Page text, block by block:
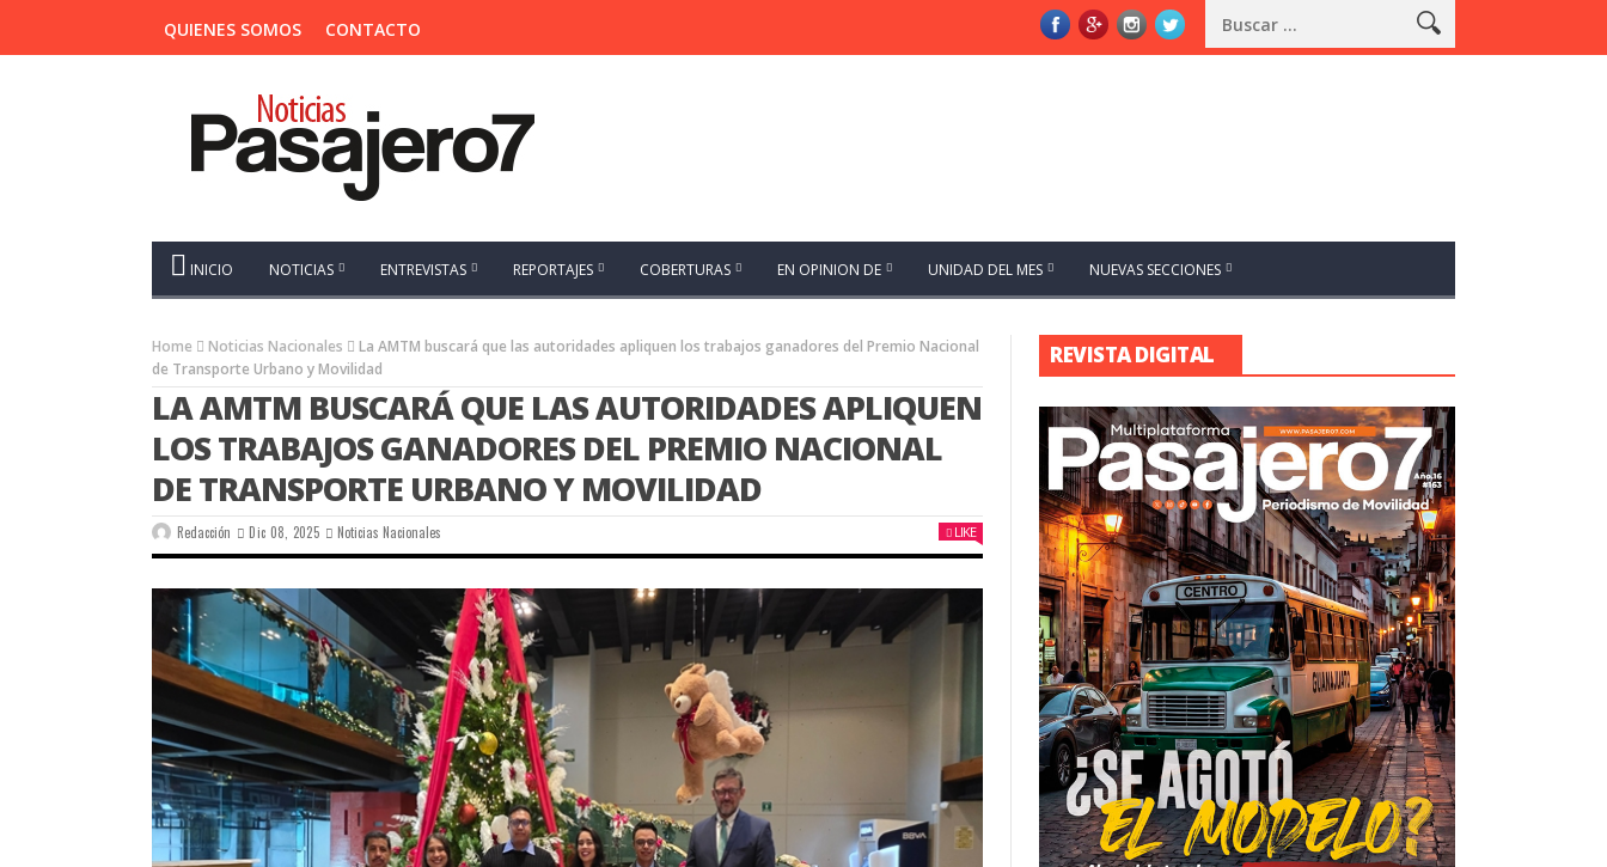
QUIENES SOMOS CONTACTO
INICIO NOTICIAS ENTREVISTAS REPORTAJES COBERTURAS EN OPINION DE UNIDAD DEL MES NUEVAS SECCIONES
Home Noticias Nacionales
La AMTM buscará que las autoridades apliquen los trabajos ganadores del Premio Nacional
de Transporte Urbano y Movilidad
LA AMTM BUSCARÁ QUE LAS AUTORIDADES APLIQUEN
LOS TRABAJOS GANADORES DEL PREMIO NACIONAL
DE TRANSPORTE URBANO Y MOVILIDAD
Redacción Dic 08, 2025 Noticias Nacionales LIKE
REVISTA DIGITAL